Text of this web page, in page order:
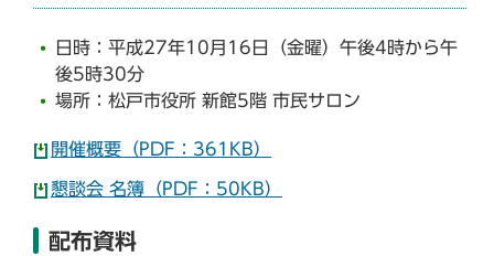
日時：平成27年10月16日（金曜）午後4時から午
後5時30分
場所：松戸市役所 新館5階 市民サロン
開催概要（PDF：361KB）
懇談会 名簿（PDF：50KB）
配布資料